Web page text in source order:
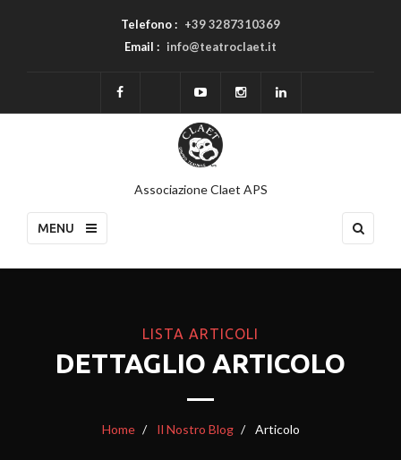
Telefono : +39 3287310369
Email : info@teatroclaet.it
Associazione Claet APS
MENU
LISTA ARTICOLI
DETTAGLIO ARTICOLO
Home Il Nostro Blog Articolo